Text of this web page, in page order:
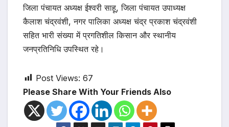
जिला पंचायत अध्यक्ष ईश्वरी साहू, जिला पंचायत उपाध्यक्ष
कैलाश चंद्रवंशी, नगर पालिका अध्यक्ष चंद्र प्रकाश चंद्रवंशी
सहित भारी संख्या में प्रगतिशील किसान और स्थानीय
जनप्रतिनिधि उपस्थित रहे।
Post Views: 67
Please Share With Your Friends Also